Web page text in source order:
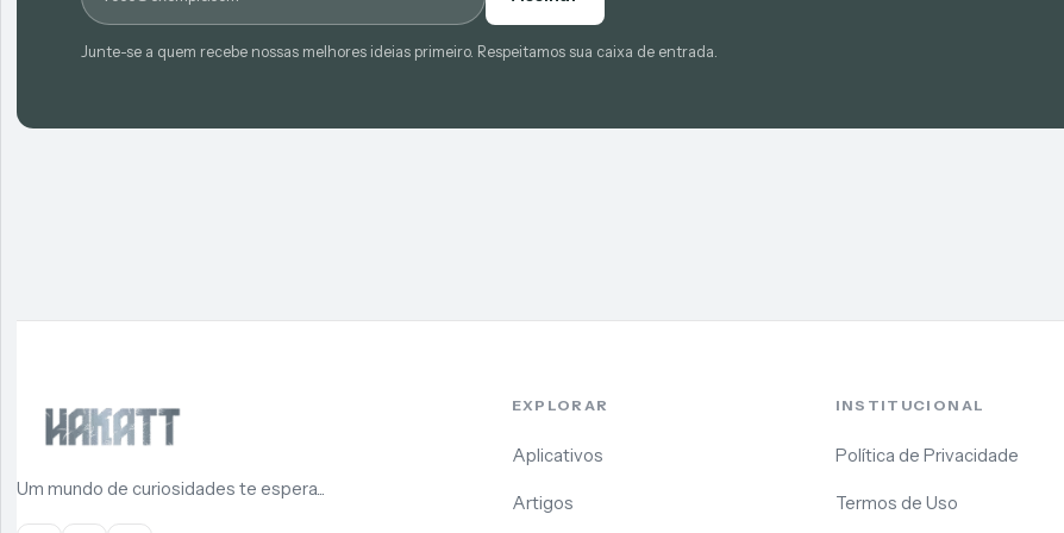
Junte-se a quem recebe nossas melhores ideias primeiro. Respeitamos sua caixa de entrada.
Um mundo de curiosidades te espera...
EXPLORAR
Aplicativos
Artigos
INSTITUCIONAL
Política de Privacidade
Termos de Uso